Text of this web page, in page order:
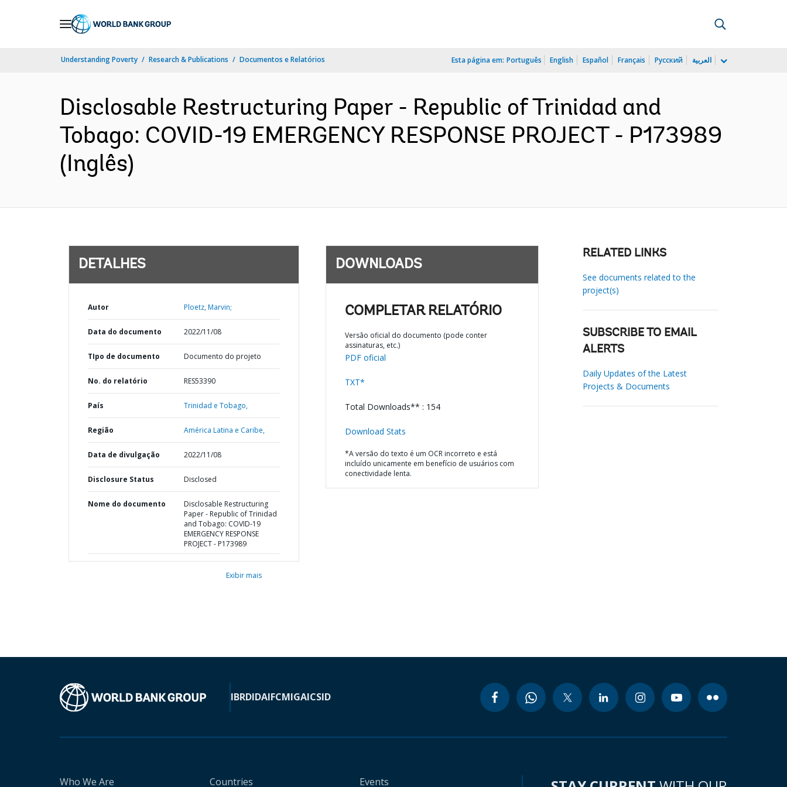
Understanding Poverty Research & Publications Documentos e Relatórios Esta página em: Português English Español Français Русский العربية
Disclosable Restructuring Paper - Republic of Trinidad and
Tobago: COVID-19 EMERGENCY RESPONSE PROJECT - P173989
(Inglês)
DETALHES
Autor Ploetz, Marvin;
Data do documento 2022/11/08
TIpo de documento Documento do projeto
No. do relatório RES53390
País Trinidad e Tobago,
Região América Latina e Caribe,
Data de divulgação 2022/11/08
Disclosure Status Disclosed
Nome do documento
Disclosable Restructuring
Paper - Republic of Trinidad
and Tobago: COVID-19
EMERGENCY RESPONSE
PROJECT - P173989
Exibir mais
DOWNLOADS
COMPLETAR RELATÓRIO
Versão oficial do documento (pode conter
assinaturas, etc.)
PDF oficial
TXT*
Total Downloads** : 154
Download Stats
*A versão do texto é um OCR incorreto e está
incluído unicamente em benefício de usuários com
conectividade lenta.
RELATED LINKS
See documents related to the
project(s)
SUBSCRIBE TO EMAIL
ALERTS
Daily Updates of the Latest
Projects & Documents
IBRDIDAIFCMIGAICSID
Who We Are Countries Events